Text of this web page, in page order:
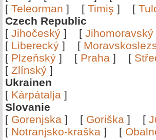
[ Teleorman ] [ Timiş ] [
Czech Republic
[ Jihočeský ] [ Jihomoravský
[ Liberecký ] [
[ Plzeňský ] [ Praha ] [
[ Zlínský ]
Ukrainen
[ Kárpátalja ]
Slovanie
[ Gorenjska ] [ Goriška ] [
[ Notranjsko-kraška ] [